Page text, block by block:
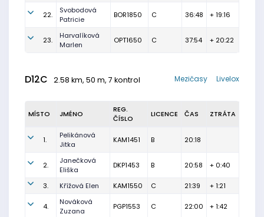
22.
Svobodová
Patricie
BOR1850 C 36:48 + 19:16
23.
Harvalíková
Marlen
OPT1650 C 37:54 + 20:22
D12C 2.58 km, 50 m, 7 kontrol Livelox
Mezičasy
MÍSTO JMÉNO
REG.
ČÍSLO
LICENCE ČAS ZTRÁTA
1.
Pelikánová
Jitka
KAM1451 B 20:18
2.
Janečková
Eliška
DKP1453 B 20:58 + 0:40
3. Křížová Elen KAM1550 C 21:39 + 1:21
4.
Nováková
Zuzana
PGP1553 C 22:00 + 1:42